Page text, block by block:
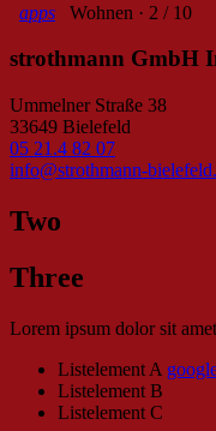
apps Wohnen · 2 / 10
strothmann GmbH
Ummelner Straße 38
33649 Bielefeld
05 21.4 82 07
info@strothmann-
Two
Three
Lorem ipsum dolor sit
Listelement A
Listelement B
Listelement C